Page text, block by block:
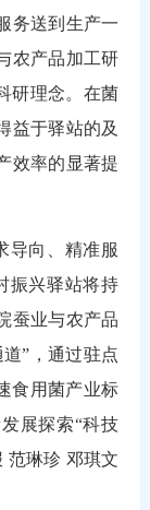
务送到生产一
农产品加工研
研理念。在菌
益于驿站的及
效率的显著提
向、精准服
振兴驿站将持
蚕业与农产品
”，通过驻点
食用菌产业标
展探索“科技
范琳珍 邓琪文